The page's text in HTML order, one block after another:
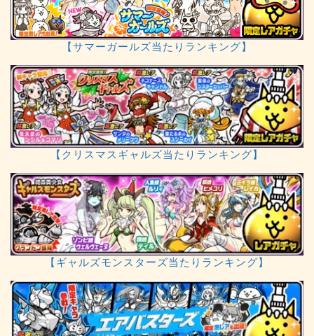
【サマーガールズ当たりランキング】
【クリスマスギャルズ当たりランキング】
【ギャルズモンスターズ当たりランキング】